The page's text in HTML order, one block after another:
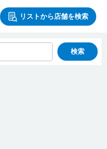
リストから店舗を検索
検索